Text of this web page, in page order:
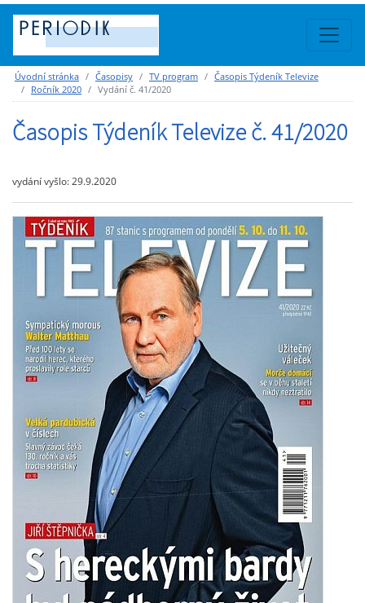
Úvodní stránka Časopisy TV program
Časopis Týdeník Televize
Ročník 2020
Vydání č. 41/2020
Časopis Týdeník Televize č. 41/2020
vydání vyšlo: 29.9.2020